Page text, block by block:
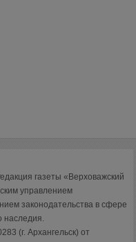
газеты «Верховажский
управлением
законодательства в сфере
наследия.
(г. Архангельск) от